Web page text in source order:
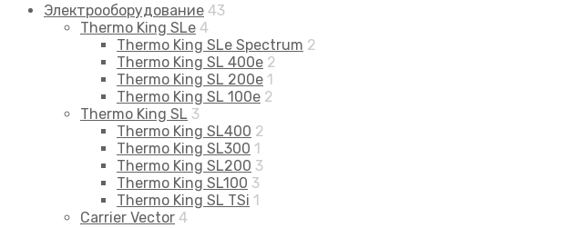
Электрооборудование 43
Thermo King SLe 4
Thermo King SLe Spectrum 2
Thermo King SL 400e 2
Thermo King SL 200e 1
Thermo King SL 100e 2
Thermo King SL 3
Thermo King SL400 2
Thermo King SL300 1
Thermo King SL200 3
Thermo King SL100 3
Thermo King SL TSi 1
Carrier Vector 4